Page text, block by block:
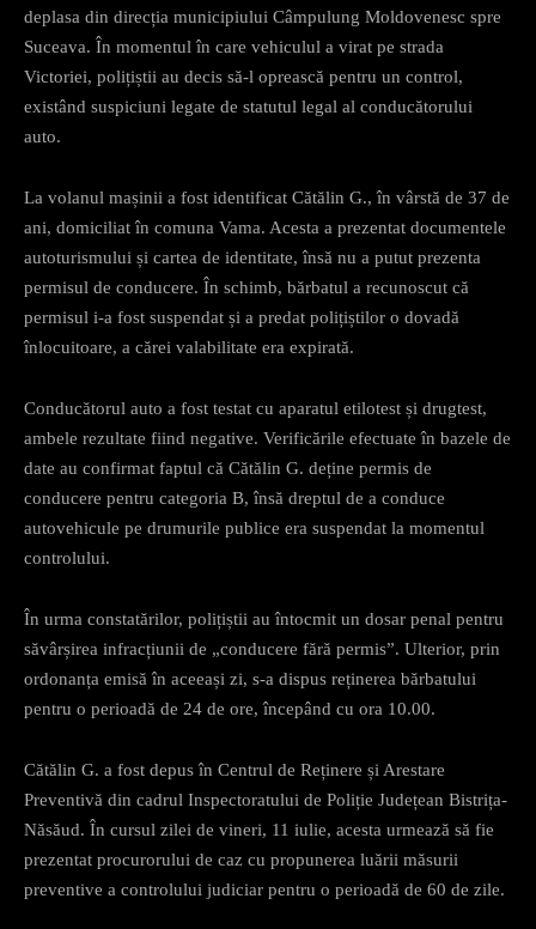
deplasa din direcția municipiului Câmpulung Moldovenesc spre
Suceava. În momentul în care vehiculul a virat pe strada
Victoriei, polițiștii au decis să-l oprească pentru un control,
existând suspiciuni legate de statutul legal al conducătorului
auto.
La volanul mașinii a fost identificat Cătălin G., în vârstă de 37 de
ani, domiciliat în comuna Vama. Acesta a prezentat documentele
autoturismului și cartea de identitate, însă nu a putut prezenta
permisul de conducere. În schimb, bărbatul a recunoscut că
permisul i-a fost suspendat și a predat polițiștilor o dovadă
înlocuitoare, a cărei valabilitate era expirată.
Conducătorul auto a fost testat cu aparatul etilotest și drugtest,
ambele rezultate fiind negative. Verificările efectuate în bazele de
date au confirmat faptul că Cătălin G. deține permis de
conducere pentru categoria B, însă dreptul de a conduce
autovehicule pe drumurile publice era suspendat la momentul
controlului.
În urma constatărilor, polițiștii au întocmit un dosar penal pentru
săvârșirea infracțiunii de „conducere fără permis”. Ulterior, prin
ordonanța emisă în aceeași zi, s-a dispus reținerea bărbatului
pentru o perioadă de 24 de ore, începând cu ora 10.00.
Cătălin G. a fost depus în Centrul de Reținere și Arestare
Preventivă din cadrul Inspectoratului de Poliție Județean Bistrița-
Năsăud. În cursul zilei de vineri, 11 iulie, acesta urmează să fie
prezentat procurorului de caz cu propunerea luării măsurii
preventive a controlului judiciar pentru o perioadă de 60 de zile.